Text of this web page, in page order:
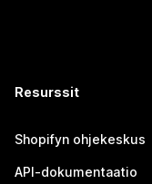
Resurssit
Shopifyn ohjekeskus
API-dokumentaatio